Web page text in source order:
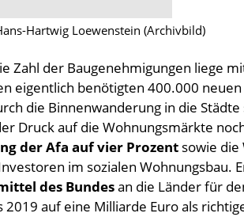
Hartwig Loewenstein (Archivbild)
Zahl der Baugenehmigungen liege
eigentlich benötigten 400.000
die Binnenwanderung in die
Druck auf die Wohnungsmärkte
der Afa auf vier Prozent sowie
im sozialen Wohnungsbau.
des Bundesan die Länder für
2019 auf eine Milliarde Euro als